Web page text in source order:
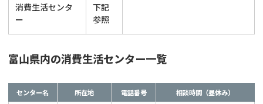
消費生活センタ
ー
下記
参照
富山県内の消費生活センター一覧
センター名 所在地 電話番号 相談時間（昼休み）